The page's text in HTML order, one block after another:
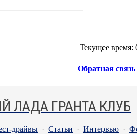
Текущее время:
Обратная связь
ЛАДА ГРАНТА КЛУБ
драйвы · Статьи · Интервью ·